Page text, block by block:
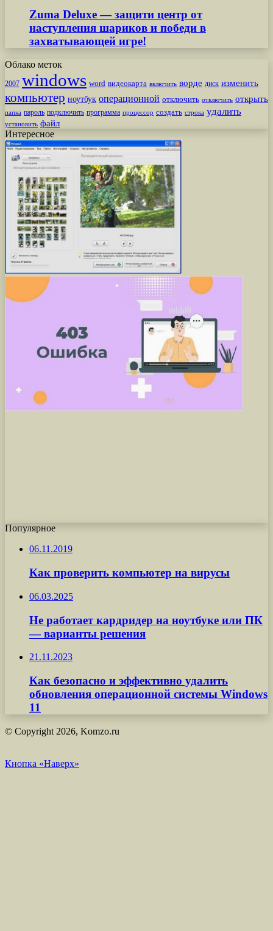
Zuma Deluxe — защити центр от
наступления шариков и победи в
захватывающей игре!
Облако меток
2007 windows word видеокарта включить ворде диск изменить
компьютер ноутбук операционной отключить отключить открыть
папка пароль подключить программа процессор создать строка удалить
установить файл
Интересное
Популярное
06.11.2019
Как проверить компьютер на вирусы
06.03.2025
Не работает кардридер на ноутбуке или ПК
— варианты решения
21.11.2023
Как безопасно и эффективно удалить
обновления операционной системы Windows
11
© Copyright 2026, Komzo.ru
Кнопка «Наверх»